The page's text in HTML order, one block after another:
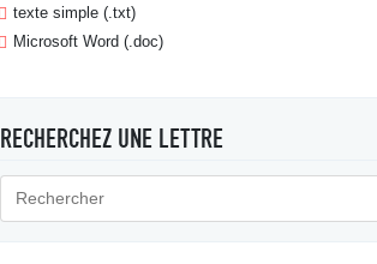
texte simple (.txt)
Microsoft Word (.doc)
RECHERCHEZ UNE LETTRE